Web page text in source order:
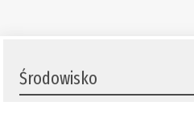
Środowisko